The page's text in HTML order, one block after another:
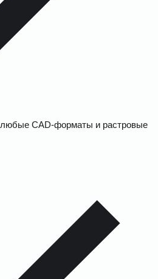
CAD-форматы и растровые